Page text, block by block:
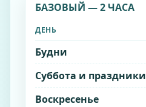
БАЗОВЫЙ — 2 ЧАСА
ДЕНЬ
Будни
Суббота и праздники
Воскресенье